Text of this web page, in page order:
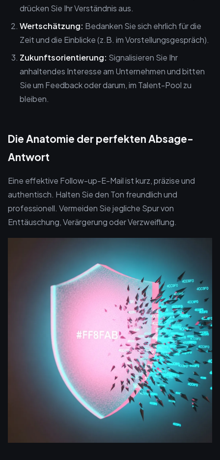
drücken Sie Ihr Verständnis aus.
Wertschätzung: Bedanken Sie sich ehrlich für die
Zeit und die Einblicke (z.B. im Vorstellungsgespräch).
Zukunftsorientierung: Signalisieren Sie Ihr
anhaltendes Interesse am Unternehmen und bitten
Sie um Feedback oder darum, im Talent-Pool zu
bleiben.
Die Anatomie der perfekten Absage-
Antwort
Eine effektive Follow-up-E-Mail ist kurz, präzise und
authentisch. Halten Sie den Ton freundlich und
professionell. Vermeiden Sie jegliche Spur von
Enttäuschung, Verärgerung oder Verzweiflung.